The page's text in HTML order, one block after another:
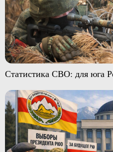
Статистика СВО: для юга